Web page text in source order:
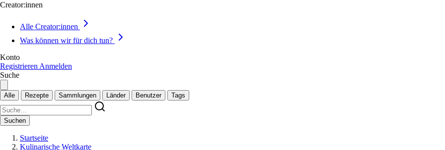
Creator:innen
Alle Creator:innen
Was können wir für dich tun?
Konto
Registrieren Anmelden
Suche
Alle Rezepte Sammlungen Länder Benutzer Tags
Suchen
Startseite
Kulinarische Weltkarte